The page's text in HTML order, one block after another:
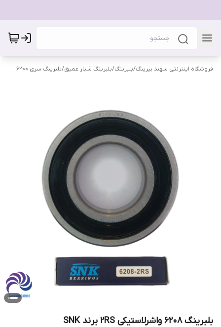
فروشگاه اینترنتی سهند بیرینگ/بلبرینگ/بلبرینگ شیار عمیق/بلبرینگ سری 6200
بلبرینگ 6208 واشرلاستیکی 2RS برند SNK